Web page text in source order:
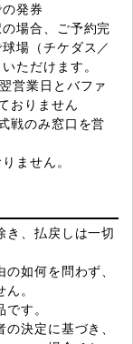
発券
場合、ご予約完
場（チケダス／
ただけます。
営業日とバファ
おりません
戦のみ窓口を営
ません。
き、払戻しは一切
如何を問わず、
。
す。
決定に基づき、